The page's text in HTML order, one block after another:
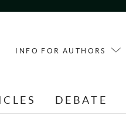
INFO FOR AUTHORS
DEBATE